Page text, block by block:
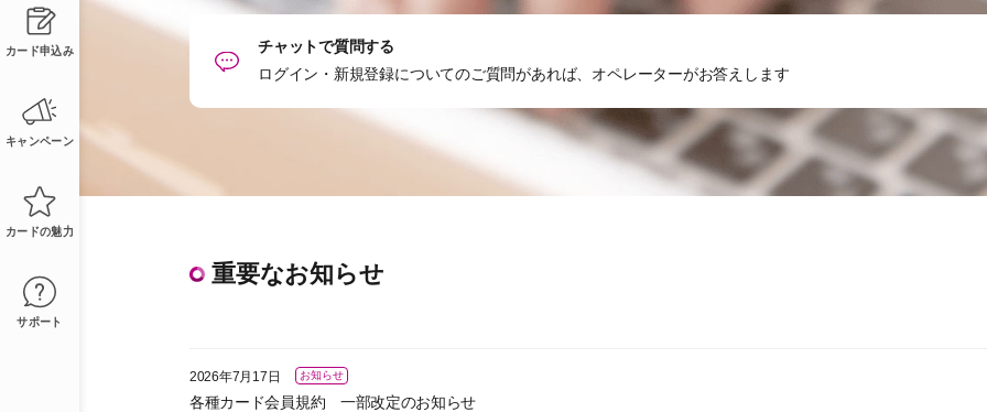
チャットで質問する
ログイン・新規登録についてのご質問があれば、オペレーターがお答えします
重要なお知らせ
2026年7月17日 お知らせ
各種カード会員規約 一部改定のお知らせ
カード申込み
キャンペーン
カードの魅力
サポート